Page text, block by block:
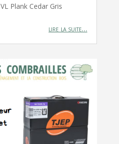
Plank Cedar Gris
lire la suite…